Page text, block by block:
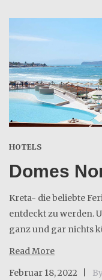
HOTELS
Domes
Kreta- die beliebte
entdeckt zu werden.
ganz und gar nichts
Read More
Februar 18, 2022